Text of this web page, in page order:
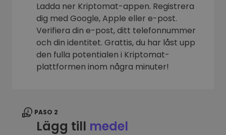
Ladda ner Kriptomat-appen. Registrera
dig med Google, Apple eller e-post.
Verifiera din e-post, ditt telefonnummer
och din identitet. Grattis, du har låst upp
den fulla potentialen i Kriptomat-
plattformen inom några minuter!
PASO 2
Lägg till medel